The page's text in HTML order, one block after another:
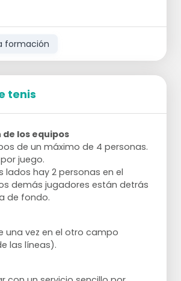
Ponte de pie con los pies
rodilla 90 grados.
lo más cerca posible del
pierna derecha ligeramente
adelante hacia el lado
rodilla izquierda.
la posición básica.
pierna derecha hacia atrás,
la posición básica.
pierna izquierda hacia adelante y
rodilla 90 grados.
formación
tenis
los equipos
de un máximo de 4 personas.
juego.
lados hay 2 personas en el
demás jugadores están detrás
de fondo.
una vez en el otro campo
las líneas).